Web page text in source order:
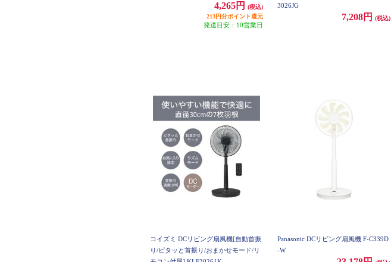
4,265円
(税込)
213円分ポイント還元
発送目安：10営業日
3026JG
7,208円 (税込)
コイズミ DCリビング扇風機[自動首振
り/ピタッと首振り/おまかせモード/リ
Panasonic DCリビング扇風機 F-C339D
-W